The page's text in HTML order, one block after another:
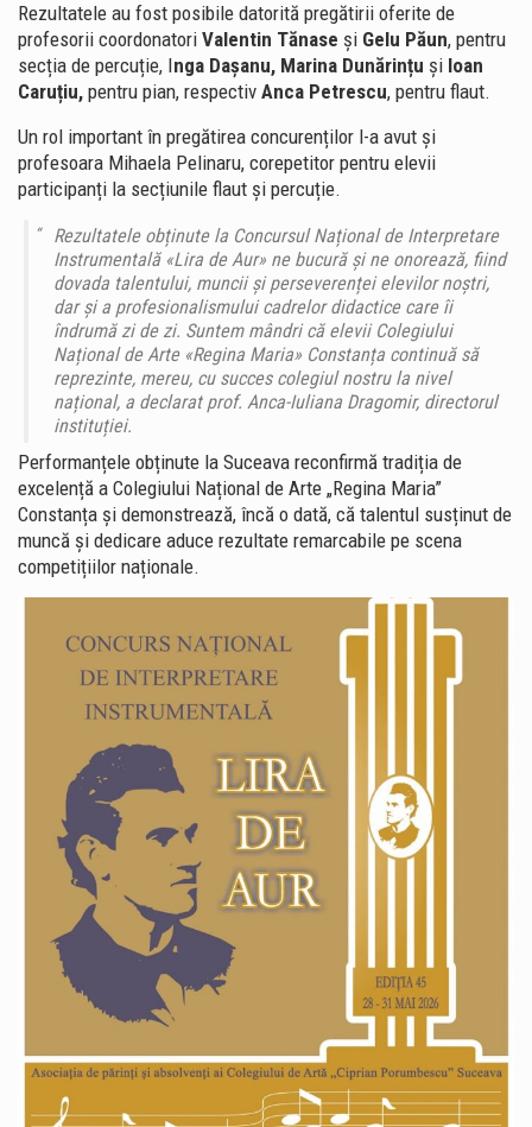
Rezultatele au fost posibile datorită pregătirii oferite de
profesorii coordonatori Valentin Tănase și Gelu Păun, pentru
secția de percuție, Inga Dașanu, Marina Dunărințu și Ioan
Caruțiu, pentru pian, respectiv Anca Petrescu, pentru flaut.
Un rol important în pregătirea concurenților l-a avut și
profesoara Mihaela Pelinaru, corepetitor pentru elevii
participanți la secțiunile flaut și percuție.
Rezultatele obținute la Concursul Național de Interpretare
Instrumentală «Lira de Aur» ne bucură și ne onorează, fiind
dovada talentului, muncii și perseverenței elevilor noștri,
dar și a profesionalismului cadrelor didactice care îi
îndrumă zi de zi. Suntem mândri că elevii Colegiului
Național de Arte «Regina Maria» Constanța continuă să
reprezinte, mereu, cu succes colegiul nostru la nivel
național, a declarat prof. Anca-Iuliana Dragomir, directorul
instituției.
Performanțele obținute la Suceava reconfirmă tradiția de
excelență a Colegiului Național de Arte „Regina Maria”
Constanța și demonstrează, încă o dată, că talentul susținut de
muncă și dedicare aduce rezultate remarcabile pe scena
competițiilor naționale.